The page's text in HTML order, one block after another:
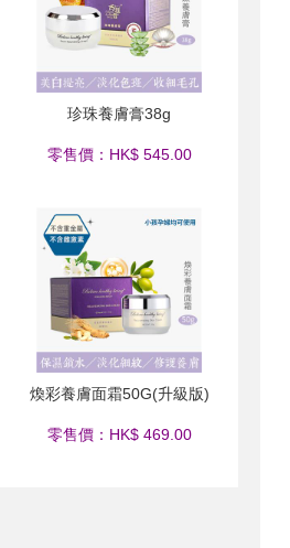
珍珠養膚膏38g
零售價：HK$ 545.00
煥彩養膚面霜50G(升級版)
零售價：HK$ 469.00